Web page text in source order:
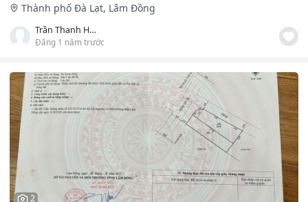
Thành phố Đà Lạt, Lâm Đồng
Trần Thanh Hồng
Đăng 1 năm trước
2